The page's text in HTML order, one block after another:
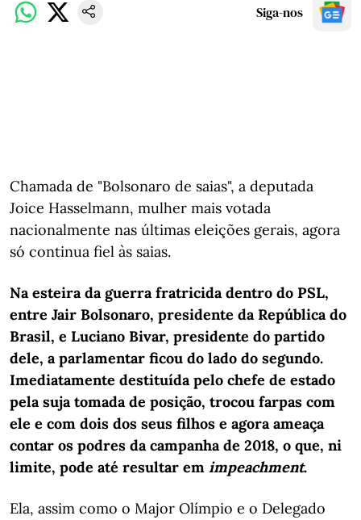
Siga-nos
Chamada de "Bolsonaro de saias", a deputada
Joice Hasselmann, mulher mais votada
nacionalmente nas últimas eleições gerais, agora
só continua fiel às saias.
Na esteira da guerra fratricida dentro do PSL,
entre Jair Bolsonaro, presidente da República do
Brasil, e Luciano Bivar, presidente do partido
dele, a parlamentar ficou do lado do segundo.
Imediatamente destituída pelo chefe de estado
pela suja tomada de posição, trocou farpas com
ele e com dois dos seus filhos e agora ameaça
contar os podres da campanha de 2018, o que, ni
limite, pode até resultar em impeachment.
Ela, assim como o Major Olímpio e o Delegado